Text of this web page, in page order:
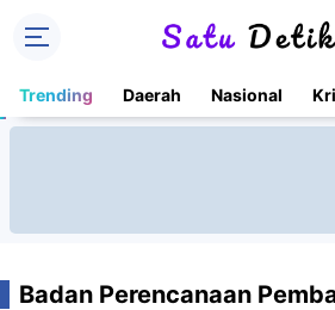
Trending Daerah Nasional
Badan Perencanaan